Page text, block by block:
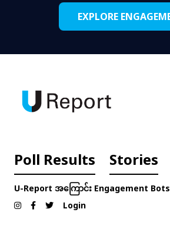
EXPLORE
Poll Results Stories
U-Report အကြောင်း Engagement Bots
Login